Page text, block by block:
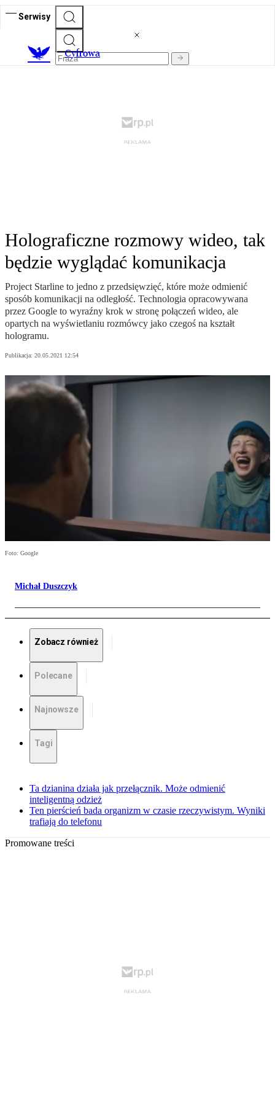
Serwisy
Cyfrowa
Holograficzne rozmowy wideo, tak
będzie wyglądać komunikacja
Project Starline to jedno z przedsięwzięć, które może odmienić
sposób komunikacji na odległość. Technologia opracowywana
przez Google to wyraźny krok w stronę połączeń wideo, ale
opartych na wyświetlaniu rozmówcy jako czegoś na kształt
hologramu.
Publikacja: 20.05.2021 12:54
Foto: Google
Michał Duszczyk
Zobacz również
Polecane
Najnowsze
Tagi
Ta dzianina działa jak przełącznik. Może odmienić
inteligentną odzież
Ten pierścień bada organizm w czasie rzeczywistym. Wyniki
trafiają do telefonu
Promowane treści